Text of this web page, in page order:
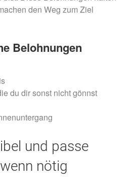
den Weg zum Ziel
Belohnungen
du dir sonst nicht gönnst
und passe
nötig